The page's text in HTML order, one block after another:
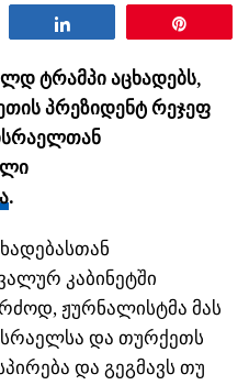
ტრამპი აცხადებს,
პრეზიდენტ რეჯეფ
.
კაბინეტში
ჟურნალისტმა მას
და თურქეთს
და გეგმავს თუ